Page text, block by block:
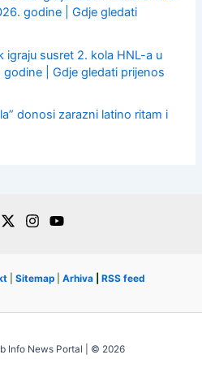
godine | Gdje gledati
igraju susret 2. kola HNL-a u
| Gdje gledati prijenos
donosi zarazni latino ritam i
Sitemap Arhiva RSS feed
Info News Portal | © 2026